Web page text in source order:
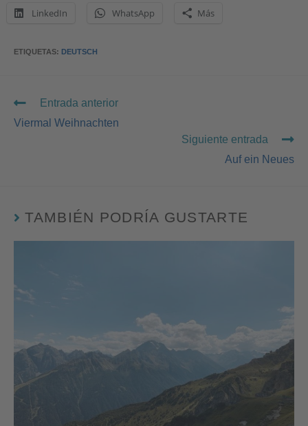
LinkedIn WhatsApp Más
ETIQUETAS: DEUTSCH
Entrada anterior
Viermal Weihnachten
Siguiente entrada
Auf ein Neues
TAMBIÉN PODRÍA GUSTARTE